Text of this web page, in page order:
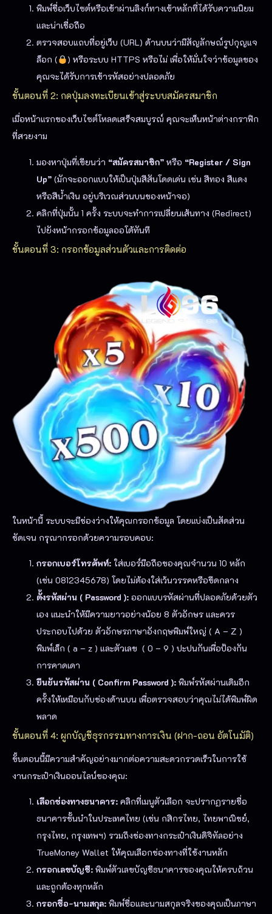
พิมพ์ชื่อเว็บไซต์หรือเข้าผ่านลิงก์ทางเข้าหลักที่ได้รับความนิยม
และน่าเชื่อถือ
ตรวจสอบแถบที่อยู่เว็บ (URL) ด้านบนว่ามีสัญลักษณ์รูปกุญแจ
ล็อก (
) หรือระบบ HTTPS หรือไม่ เพื่อให้มั่นใจว่าข้อมูลของ
คุณจะได้รับการเข้ารหัสอย่างปลอดภัย
ขั้นตอนที่ 2: กดปุ่มลงทะเบียนเข้าสู่ระบบสมัครสมาชิก
เมื่อหน้าแรกของเว็บไซต์โหลดเสร็จสมบูรณ์ คุณจะเห็นหน้าต่างกราฟิก
ที่สวยงาม
มองหาปุ่มที่เขียนว่า “สมัครสมาชิก” หรือ “Register / Sign
Up” (มักจะออกแบบให้เป็นปุ่มสีสันโดดเด่น เช่น สีทอง สีแดง
หรือสีน้ำเงิน อยู่บริเวณส่วนบนของหน้าจอ)
คลิกที่ปุ่มนั้น 1 ครั้ง ระบบจะทำการเปลี่ยนเส้นทาง (Redirect)
ไปยังหน้ากรอกข้อมูลออโต้ทันที
ขั้นตอนที่ 3: กรอกข้อมูลส่วนตัวและการติดต่อ
ในหน้านี้ ระบบจะมีช่องว่างให้คุณกรอกข้อมูล โดยแบ่งเป็นสัดส่วน
ชัดเจน กรุณากรอกด้วยความรอบคอบ:
กรอกเบอร์โทรศัพท์: ใส่เบอร์มือถือของคุณจำนวน 10 หลัก
(เช่น 0812345678) โดยไม่ต้องใส่เว้นวรรคหรือขีดกลาง
ตั้งรหัสผ่าน ( Password ): ออกแบบรหัสผ่านที่ปลอดภัยด้วยตัว
เอง แนะนำให้มีความยาวอย่างน้อย 8 ตัวอักษร และควร
ประกอบไปด้วย ตัวอักษรภาษาอังกฤษพิมพ์ใหญ่ ( A – Z )
พิมพ์เล็ก ( a – z ) และตัวเลข ( 0 – 9 ) ปะปนกันเพื่อป้องกัน
การคาดเดา
ยืนยันรหัสผ่าน ( Confirm Password ): พิมพ์รหัสผ่านเดิมอีก
ครั้งให้เหมือนกับช่องด้านบน เพื่อตรวจสอบว่าคุณไม่ได้พิมพ์ผิด
พลาด
ขั้นตอนที่ 4: ผูกบัญชีธุรกรรมทางการเงิน (ฝาก-ถอน อัตโนมัติ)
ขั้นตอนนี้มีความสำคัญอย่างมากต่อความสะดวกรวดเร็วในการใช้
งานกระเป๋าเงินออนไลน์ของคุณ:
เลือกช่องทางธนาคาร: คลิกที่เมนูตัวเลือก จะปรากฏรายชื่อ
ธนาคารชั้นนำในประเทศไทย (เช่น กสิกรไทย, ไทยพาณิชย์,
กรุงไทย, กรุงเทพฯ) รวมถึงช่องทางกระเป๋าเงินดิจิทัลอย่าง
TrueMoney Wallet ให้คุณเลือกช่องทางที่ใช้งานหลัก
กรอกเลขบัญชี: พิมพ์ตัวเลขบัญชีธนาคารของคุณให้ครบถ้วน
และถูกต้องทุกหลัก
กรอกชื่อ-นามสกุล: พิมพ์ชื่อและนามสกุลจริงของคุณเป็นภาษา